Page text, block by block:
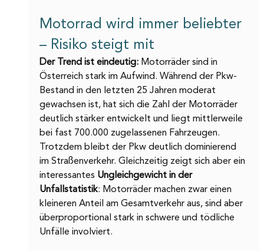
Motorrad wird immer beliebter
– Risiko steigt mit
Der Trend ist eindeutig: Motorräder sind in
Österreich stark im Aufwind. Während der Pkw-
Bestand in den letzten 25 Jahren moderat
gewachsen ist, hat sich die Zahl der Motorräder
deutlich stärker entwickelt und liegt mittlerweile
bei fast 700.000 zugelassenen Fahrzeugen.
Trotzdem bleibt der Pkw deutlich dominierend
im Straßenverkehr. Gleichzeitig zeigt sich aber ein
interessantes Ungleichgewicht in der
Unfallstatistik: Motorräder machen zwar einen
kleineren Anteil am Gesamtverkehr aus, sind aber
überproportional stark in schwere und tödliche
Unfälle involviert.